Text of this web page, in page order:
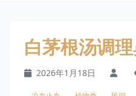
白茅根汤调
2026年1月18日